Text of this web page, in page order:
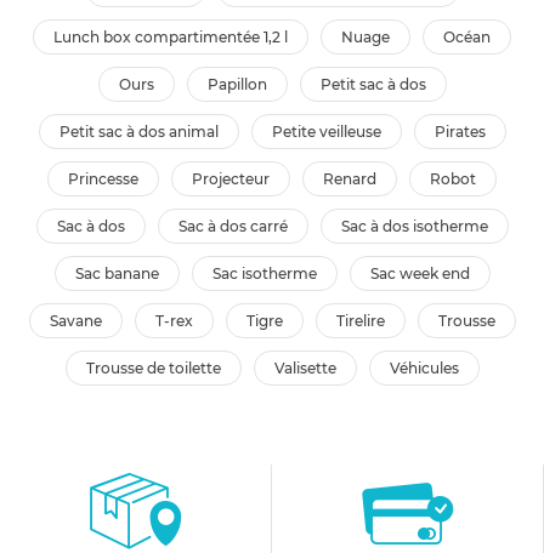
lunch box compartimentée 1,2 l nuage océan
ours papillon petit sac à dos
petit sac à dos animal petite veilleuse pirates
princesse projecteur renard robot
sac à dos sac à dos carré sac à dos isotherme
sac banane sac isotherme sac week end
savane t-rex tigre tirelire trousse
trousse de toilette valisette véhicules